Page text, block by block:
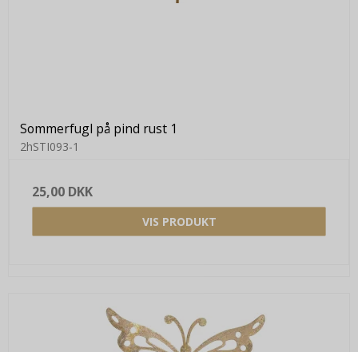
Sommerfugl på pind rust 1
2hSTI093-1
25,00 DKK
VIS PRODUKT